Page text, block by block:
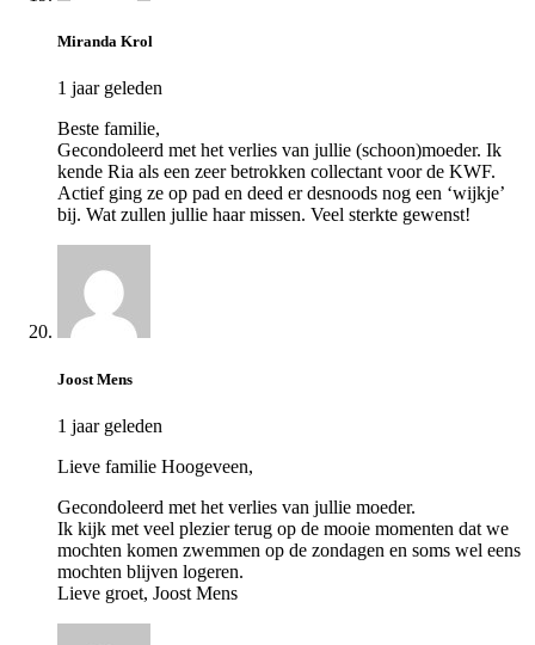
Miranda Krol
1 jaar geleden
Beste familie,
Gecondoleerd met het verlies van jullie (schoon)moeder. Ik
kende Ria als een zeer betrokken collectant voor de KWF.
Actief ging ze op pad en deed er desnoods nog een ‘wijkje’
bij. Wat zullen jullie haar missen. Veel sterkte gewenst!
Joost Mens
1 jaar geleden
Lieve familie Hoogeveen,
Gecondoleerd met het verlies van jullie moeder.
Ik kijk met veel plezier terug op de mooie momenten dat we
mochten komen zwemmen op de zondagen en soms wel eens
mochten blijven logeren.
Lieve groet, Joost Mens